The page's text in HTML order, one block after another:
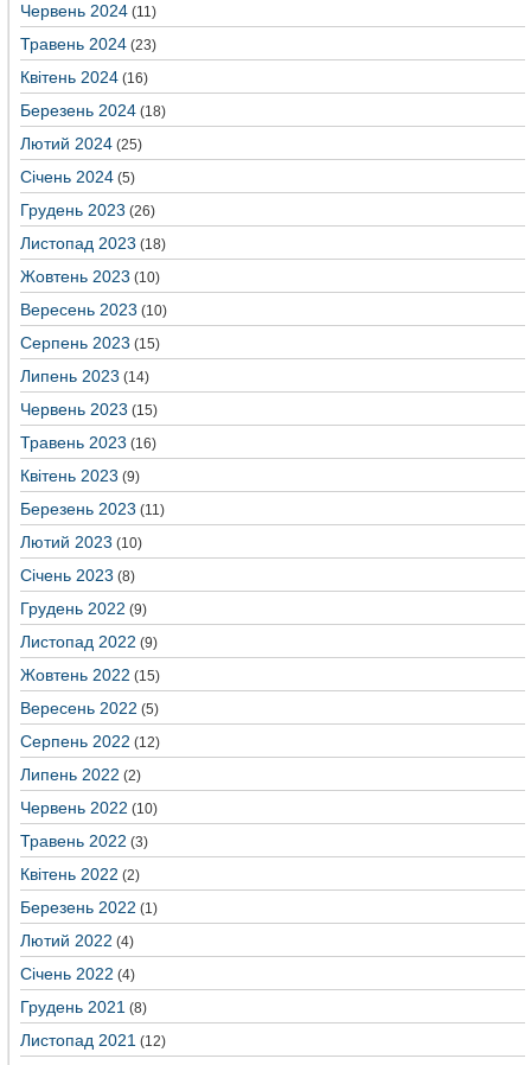
Червень 2024 (11)
Травень 2024 (23)
Квітень 2024 (16)
Березень 2024 (18)
Лютий 2024 (25)
Січень 2024 (5)
Грудень 2023 (26)
Листопад 2023 (18)
Жовтень 2023 (10)
Вересень 2023 (10)
Серпень 2023 (15)
Липень 2023 (14)
Червень 2023 (15)
Травень 2023 (16)
Квітень 2023 (9)
Березень 2023 (11)
Лютий 2023 (10)
Січень 2023 (8)
Грудень 2022 (9)
Листопад 2022 (9)
Жовтень 2022 (15)
Вересень 2022 (5)
Серпень 2022 (12)
Липень 2022 (2)
Червень 2022 (10)
Травень 2022 (3)
Квітень 2022 (2)
Березень 2022 (1)
Лютий 2022 (4)
Січень 2022 (4)
Грудень 2021 (8)
Листопад 2021 (12)